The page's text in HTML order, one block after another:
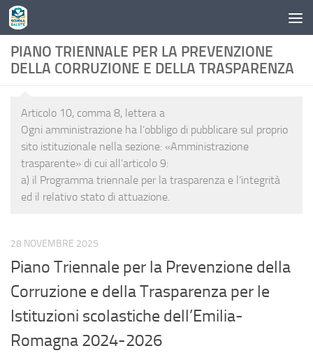
Skip to content
PIANO TRIENNALE PER LA PREVENZIONE
DELLA CORRUZIONE E DELLA TRASPARENZA
Articolo 10, comma 8, lettera a
Ogni amministrazione ha l’obbligo di pubblicare sul proprio
sito istituzionale nella sezione: «Amministrazione
trasparente» di cui all’articolo 9:
a) il Programma triennale per la trasparenza e l’integrità
ed il relativo stato di attuazione.
28 NOVEMBRE 2025
Piano Triennale per la Prevenzione della
Corruzione e della Trasparenza per le
Istituzioni scolastiche dell’Emilia-
Romagna 2024-2026